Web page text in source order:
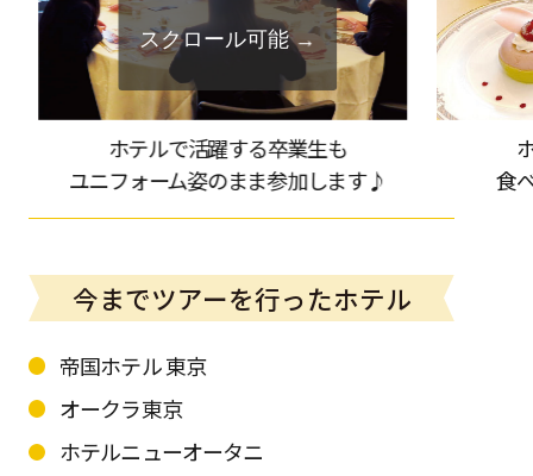
ホテルで活躍する卒業生も
ユニフォーム姿のまま参加します♪
食
今までツアーを行ったホテル
帝国ホテル 東京
オークラ東京
ホテルニューオータニ